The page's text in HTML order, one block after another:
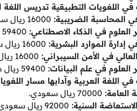
اللغويات التطبيقية تدريس اللغة
في المحاسبة الضريبية: 16000 ريال سعودي.
العلوم في الذكاء الاصطناعي: 59400 ريال سعودي.
إدارة الموارد البشرية: 16000 ريال سعودي.
في الأمن السيبراني: 16000 ريال سعودي.
العلوم في علم البيانات: 59400 ريال سعودي.
اللغة العربية وآدابها مسار
العامة: 70000 ريال سعودي.
السنية: 92000 ريال سعودي.